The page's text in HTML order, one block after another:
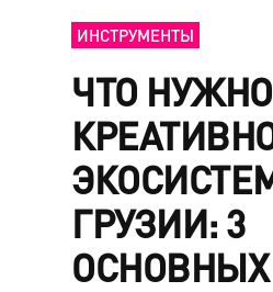
ИНСТРУМЕНТЫ
ЧТО
ГРУЗИИ: 3
ОСНОВНЫХ